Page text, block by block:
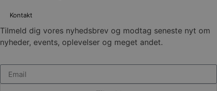
Kontakt
Tilmeld dig vores nyhedsbrev og modtag seneste nyt om
nyheder, events, oplevelser og meget andet.